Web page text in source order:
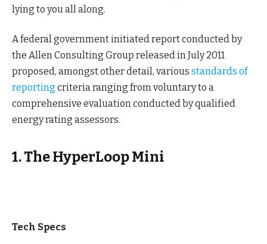
lying to you all along.
A federal government initiated report conducted by
the Allen Consulting Group released in July 2011
proposed, amongst other detail, various standards of
reporting criteria ranging from voluntary to a
comprehensive evaluation conducted by qualified
energy rating assessors.
1. The HyperLoop Mini
Tech Specs